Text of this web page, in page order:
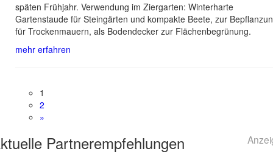
späten Frühjahr. Verwendung im Ziergarten: Winterharte
Gartenstaude für Steingärten und kompakte Beete, zur
für Trockenmauern, als Bodendecker zur Flächenbegrünung.
mehr erfahren
1
2
»
Partnerempfehlungen